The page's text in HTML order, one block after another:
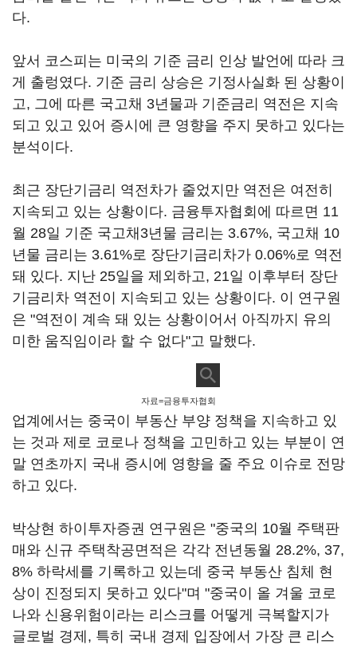
다.
앞서 코스피는 미국의 기준 금리 인상 발언에 따라 크
게 출렁였다. 기준 금리 상승은 기정사실화 된 상황이
고, 그에 따른 국고채 3년물과 기준금리 역전은 지속
되고 있고 있어 증시에 큰 영향을 주지 못하고 있다는
분석이다.
최근 장단기금리 역전차가 줄었지만 역전은 여전히
지속되고 있는 상황이다. 금융투자협회에 따르면 11
월 28일 기준 국고채3년물 금리는 3.67%, 국고채 10
년물 금리는 3.61%로 장단기금리차가 0.06%로 역전
돼 있다. 지난 25일을 제외하고, 21일 이후부터 장단
기금리차 역전이 지속되고 있는 상황이다. 이 연구원
은 "역전이 계속 돼 있는 상황이어서 아직까지 유의
미한 움직임이라 할 수 없다"고 말했다.
자료=금융투자협회
업계에서는 중국이 부동산 부양 정책을 지속하고 있
는 것과 제로 코로나 정책을 고민하고 있는 부분이 연
말 연초까지 국내 증시에 영향을 줄 주요 이슈로 전망
하고 있다.
박상현 하이투자증권 연구원은 "중국의 10월 주택판
매와 신규 주택착공면적은 각각 전년동월 28.2%, 37,
8% 하락세를 기록하고 있는데 중국 부동산 침체 현
상이 진정되지 못하고 있다"며 "중국이 올 겨울 코로
나와 신용위험이라는 리스크를 어떻게 극복할지가
글로벌 경제, 특히 국내 경제 입장에서 가장 큰 리스